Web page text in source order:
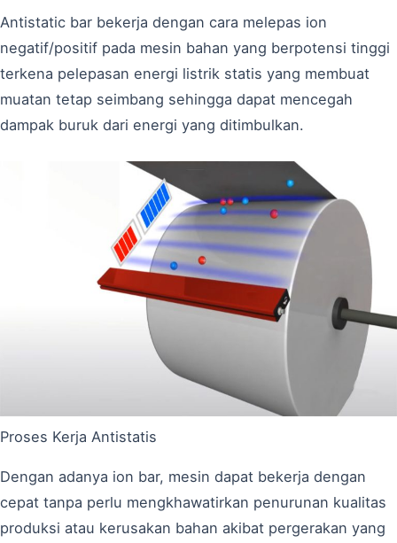
Antistatic bar bekerja dengan cara melepas ion
negatif/positif pada mesin bahan yang berpotensi tinggi
terkena pelepasan energi listrik statis yang membuat
muatan tetap seimbang sehingga dapat mencegah
dampak buruk dari energi yang ditimbulkan.
Proses Kerja Antistatis
Dengan adanya ion bar, mesin dapat bekerja dengan
cepat tanpa perlu mengkhawatirkan penurunan kualitas
produksi atau kerusakan bahan akibat pergerakan yang